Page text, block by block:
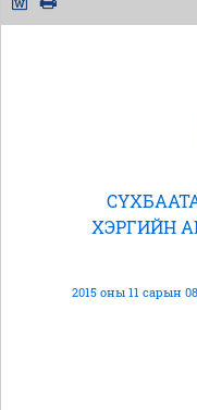
ХЭРГИЙН
2015 оны 11 сарын